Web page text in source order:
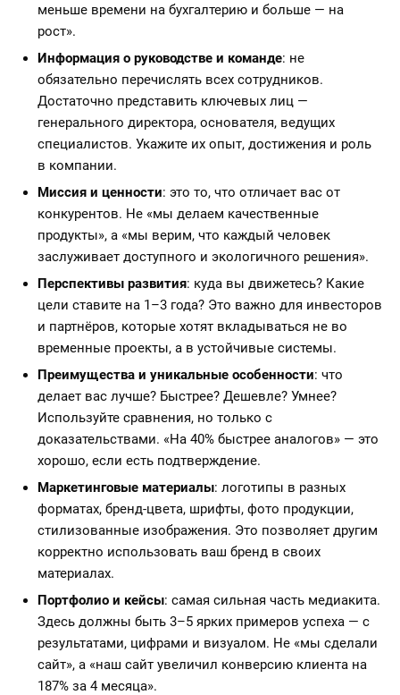
меньше времени на бухгалтерию и больше — на
рост».
Информация о руководстве и команде: не
обязательно перечислять всех сотрудников.
Достаточно представить ключевых лиц —
генерального директора, основателя, ведущих
специалистов. Укажите их опыт, достижения и роль
в компании.
Миссия и ценности: это то, что отличает вас от
конкурентов. Не «мы делаем качественные
продукты», а «мы верим, что каждый человек
заслуживает доступного и экологичного решения».
Перспективы развития: куда вы движетесь? Какие
цели ставите на 1–3 года? Это важно для инвесторов
и партнёров, которые хотят вкладываться не во
временные проекты, а в устойчивые системы.
Преимущества и уникальные особенности: что
делает вас лучше? Быстрее? Дешевле? Умнее?
Используйте сравнения, но только с
доказательствами. «На 40% быстрее аналогов» — это
хорошо, если есть подтверждение.
Маркетинговые материалы: логотипы в разных
форматах, бренд-цвета, шрифты, фото продукции,
стилизованные изображения. Это позволяет другим
корректно использовать ваш бренд в своих
материалах.
Портфолио и кейсы: самая сильная часть медиакита.
Здесь должны быть 3–5 ярких примеров успеха — с
результатами, цифрами и визуалом. Не «мы сделали
сайт», а «наш сайт увеличил конверсию клиента на
187% за 4 месяца».